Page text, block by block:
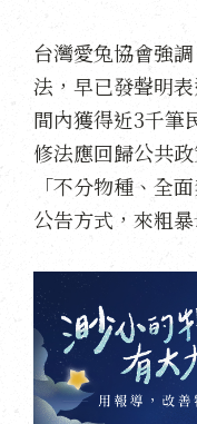
台灣愛兔協會強
法，早已發聲明
間內獲得近3千筆
修法應回歸公共
「不分物種、全
公告方式，來粗